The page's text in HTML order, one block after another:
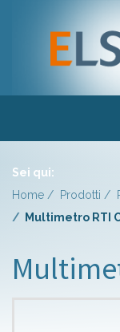
Sei qui:
Home
Prodotti
Multimetro RTI